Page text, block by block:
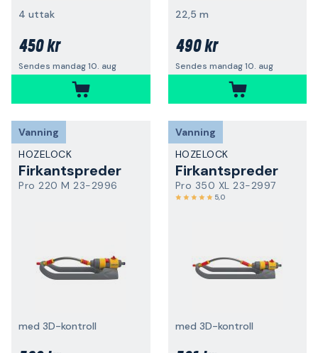
4 uttak
450 kr
Sendes mandag 10. aug
22,5 m
490 kr
Sendes mandag 10. aug
Vanning
HOZELOCK
Firkantspreder
Pro 220 M 23-2996
med 3D-kontroll
Vanning
HOZELOCK
Firkantspreder
Pro 350 XL 23-2997
5,0
med 3D-kontroll